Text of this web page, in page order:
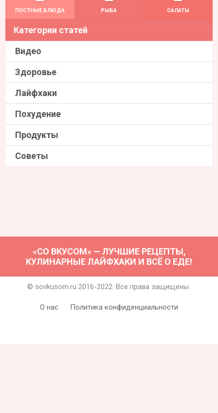
ПОСТНЫЕ БЛЮДА РЫБА САЛАТЫ
Категории статей
Видео
Здоровье
Лайфхаки
Похудение
Продукты
Советы
«СО ВКУСОМ» — ЛУЧШИЕ РЕЦЕПТЫ,
КУЛИНАРНЫЕ ЛАЙФХАКИ И ВСЁ О ЕДЕ!
© sovkusom.ru 2016-2022. Все права защищены.
О нас Политика конфиденциальности